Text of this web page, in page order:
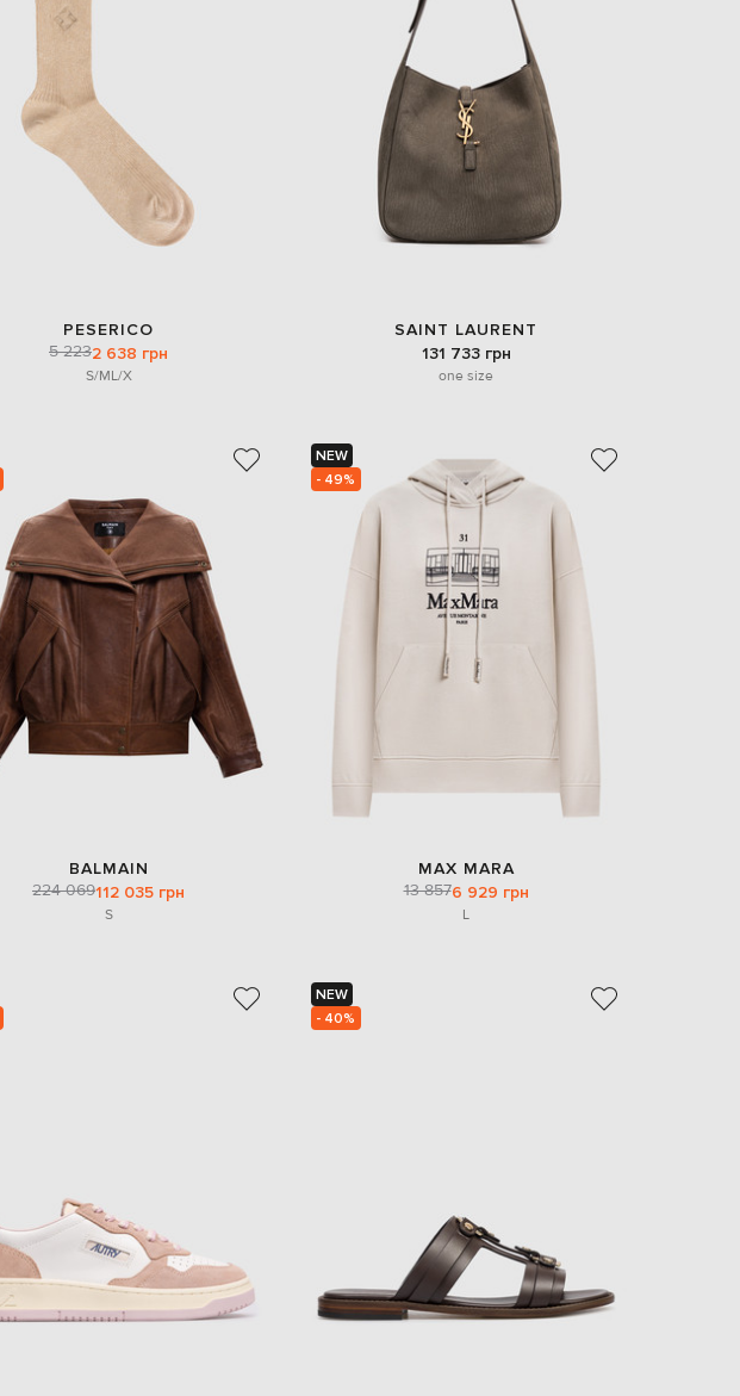
PESERICO
5 2232 638 грн
S/ML/X
SAINT LAURENT
131 733 грн
one size
BALMAIN
224 069112 035 грн
S
NEW
- 49%
MAX MARA
13 8576 929 грн
L
NEW
- 40%